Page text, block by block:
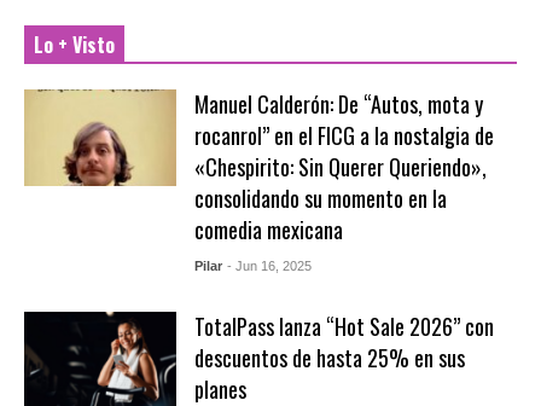
Lo + Visto
Manuel Calderón: De “Autos, mota y
rocanrol” en el FICG a la nostalgia de
«Chespirito: Sin Querer Queriendo»,
consolidando su momento en la
comedia mexicana
Pilar - Jun 16, 2025
TotalPass lanza “Hot Sale 2026” con
descuentos de hasta 25% en sus
planes